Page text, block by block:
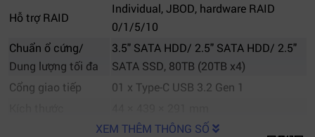
Hỗ trợ RAID
Individual, JBOD, hardware RAID
0/1/5/10
Chuẩn ổ cứng/
Dung lượng tối đa
3.5" SATA HDD/ 2.5" SATA HDD/ 2.5"
SATA SSD, 80TB (20TB x4)
Cổng giao tiếp
01 x Type-C USB 3.2 Gen 1
XEM THÊM THÔNG SỐ